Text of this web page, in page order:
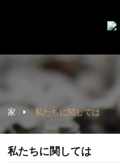
家 私たちに関しては
私たちに関しては